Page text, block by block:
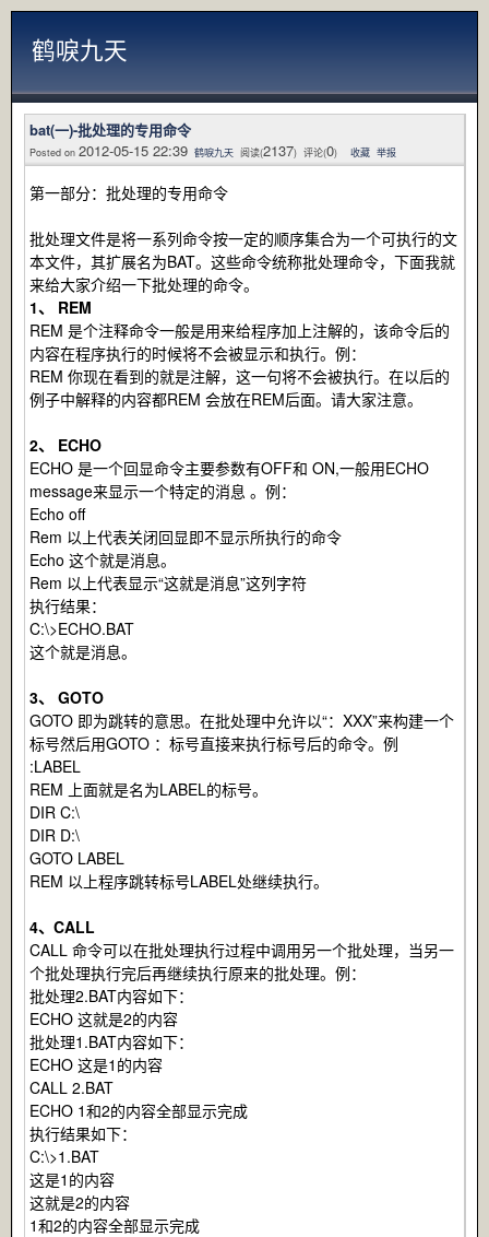
鹤唳九天
bat(一)-批处理的专用命令
Posted on 2012-05-15 22:39 鹤唳九天 阅读(2137) 评论(0) 收藏 举报
第一部分：批处理的专用命令
批处理文件是将一系列命令按一定的顺序集合为一个可执行的文
本文件，其扩展名为BAT。这些命令统称批处理命令，下面我就
来给大家介绍一下批处理的命令。
1、 REM
REM 是个注释命令一般是用来给程序加上注解的，该命令后的
内容在程序执行的时候将不会被显示和执行。例：
REM 你现在看到的就是注解，这一句将不会被执行。在以后的
例子中解释的内容都REM 会放在REM后面。请大家注意。
2、 ECHO
ECHO 是一个回显命令主要参数有OFF和 ON,一般用ECHO
message来显示一个特定的消息 。例：
Echo off
Rem 以上代表关闭回显即不显示所执行的命令
Echo 这个就是消息。
Rem 以上代表显示“这就是消息”这列字符
执行结果：
C:\>ECHO.BAT
这个就是消息。
3、 GOTO
GOTO 即为跳转的意思。在批处理中允许以“：XXX”来构建一个
标号然后用GOTO ：标号直接来执行标号后的命令。例
:LABEL
REM 上面就是名为LABEL的标号。
DIR C:\
DIR D:\
GOTO LABEL
REM 以上程序跳转标号LABEL处继续执行。
4、CALL
CALL 命令可以在批处理执行过程中调用另一个批处理，当另一
个批处理执行完后再继续执行原来的批处理。例：
批处理2.BAT内容如下：
ECHO 这就是2的内容
批处理1.BAT内容如下：
ECHO 这是1的内容
CALL 2.BAT
ECHO 1和2的内容全部显示完成
执行结果如下：
C:\>1.BAT
这是1的内容
这就是2的内容
1和2的内容全部显示完成